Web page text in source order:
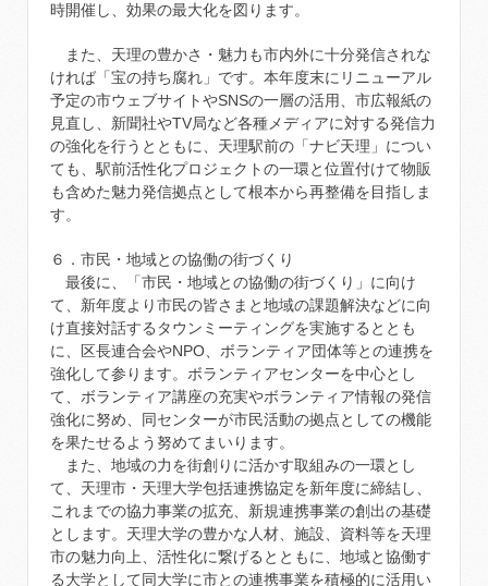
時開催し、効果の最大化を図ります。
また、天理の豊かさ・魅力も市内外に十分発信されな
ければ「宝の持ち腐れ」です。本年度末にリニューアル
予定の市ウェブサイトやSNSの一層の活用、市広報紙の
見直し、新聞社やTV局など各種メディアに対する発信力
の強化を行うとともに、天理駅前の「ナビ天理」につい
ても、駅前活性化プロジェクトの一環と位置付けて物販
も含めた魅力発信拠点として根本から再整備を目指しま
す。
６．市民・地域との協働の街づくり
最後に、「市民・地域との協働の街づくり」に向け
て、新年度より市民の皆さまと地域の課題解決などに向
け直接対話するタウンミーティングを実施するととも
に、区長連合会やNPO、ボランティア団体等との連携を
強化して参ります。ボランティアセンターを中心とし
て、ボランティア講座の充実やボランティア情報の発信
強化に努め、同センターが市民活動の拠点としての機能
を果たせるよう努めてまいります。
また、地域の力を街創りに活かす取組みの一環とし
て、天理市・天理大学包括連携協定を新年度に締結し、
これまでの協力事業の拡充、新規連携事業の創出の基礎
とします。天理大学の豊かな人材、施設、資料等を天理
市の魅力向上、活性化に繋げるとともに、地域と協働す
る大学として同大学に市との連携事業を積極的に活用い